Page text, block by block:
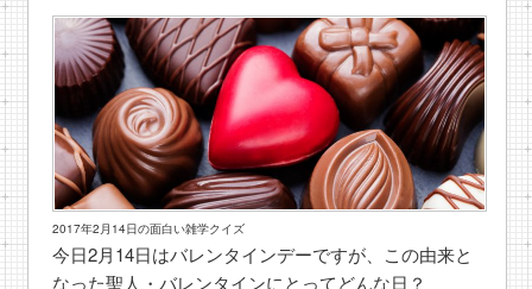
2017年2月14日の面白い雑学クイズ
今日2月14日はバレンタインデーですが、この由来と
なった聖人・バレンタインにとってどんな日？